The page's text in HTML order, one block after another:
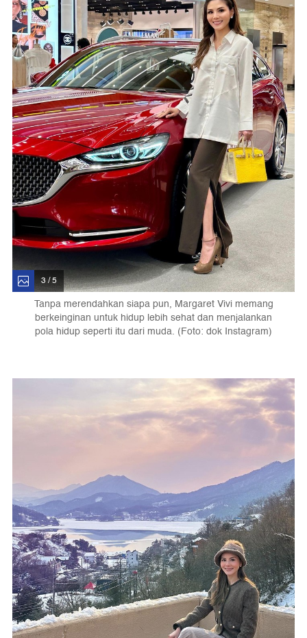
3 / 5
Tanpa merendahkan siapa pun, Margaret Vivi memang
berkeinginan untuk hidup lebih sehat dan menjalankan
pola hidup seperti itu dari muda. (Foto: dok Instagram)